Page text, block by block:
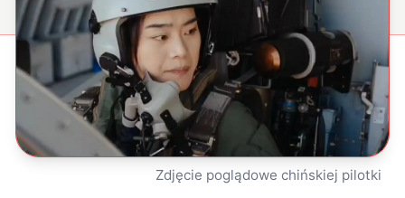
Zdjęcie poglądowe chińskiej pilotki